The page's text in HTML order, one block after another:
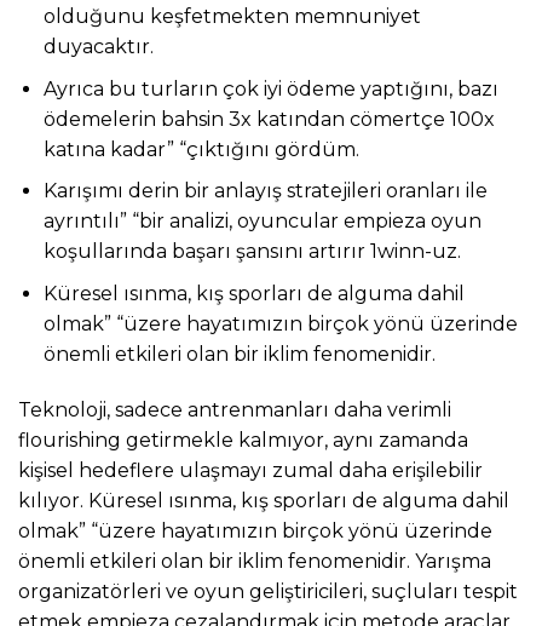
olduğunu keşfetmekten memnuniyet
duyacaktır.
Ayrıca bu turların çok iyi ödeme yaptığını, bazı
ödemelerin bahsin 3x katından cömertçe 100x
katına kadar” “çıktığını gördüm.
Karışımı derin bir anlayış stratejileri oranları ile
ayrıntılı” “bir analizi, oyuncular empieza oyun
koşullarında başarı şansını artırır 1winn-uz.
Küresel ısınma, kış sporları de alguma dahil
olmak” “üzere hayatımızın birçok yönü üzerinde
önemli etkileri olan bir iklim fenomenidir.
Teknoloji, sadece antrenmanları daha verimli
flourishing getirmekle kalmıyor, aynı zamanda
kişisel hedeflere ulaşmayı zumal daha erişilebilir
kılıyor. Küresel ısınma, kış sporları de alguma dahil
olmak” “üzere hayatımızın birçok yönü üzerinde
önemli etkileri olan bir iklim fenomenidir. Yarışma
organizatörleri ve oyun geliştiricileri, suçluları tespit